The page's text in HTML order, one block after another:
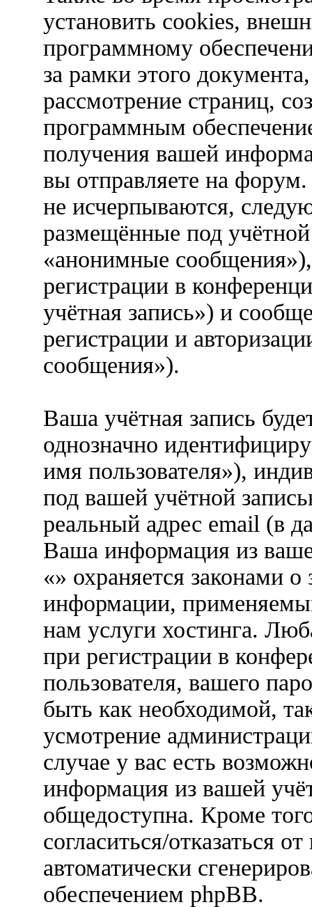
установить cookies,
программному
за рамки этого
рассмотрение страниц,
программным
получения вашей
вы отправляете на
не исчерпываются,
размещённые под
«анонимные
регистрации в
учётная запись») и
регистрации и
сообщения»).
Ваша учётная запись
однозначно
имя пользователя»),
под вашей учётной
реальный адрес email (в
Ваша информация из
«» охраняется законами
информации,
нам услуги хостинга.
при регистрации в
пользователя, вашего
быть как необходимой,
усмотрение
случае у вас есть
информация из вашей
общедоступна. Кроме
согласиться/отказаться
автоматически
обеспечением phpBB.